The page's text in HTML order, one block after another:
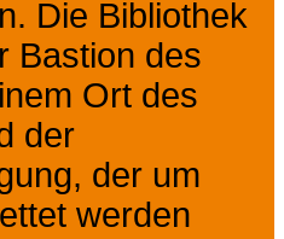
Die Bibliothek
Bastion des
Ort des
der
der um
werden